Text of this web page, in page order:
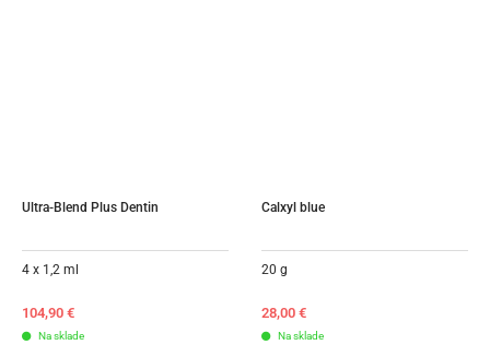
Ultra-Blend Plus Dentin
4 x 1,2 ml
104,90 €
Na sklade
Calxyl blue
20 g
28,00 €
Na sklade